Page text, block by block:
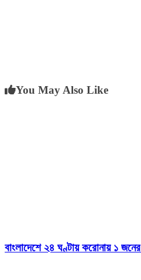
You May Also Like
বাংলাদেশে ২৪ ঘণ্টায় করোনায় ১